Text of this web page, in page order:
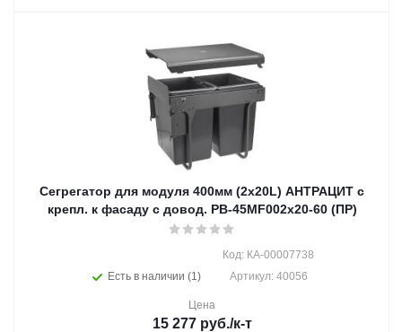
Сегрегатор для модуля 400мм (2х20L) АНТРАЦИТ с
крепл. к фасаду с довод. PB-45МF002х20-60 (ПР)
Есть в наличии (1)
Код: КА-00007738
Артикул: 40056
Цена
15 277руб./к-т